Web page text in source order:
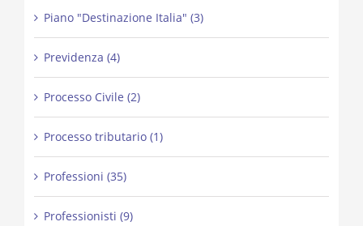
Piano "Destinazione Italia" (3)
Previdenza (4)
Processo Civile (2)
Processo tributario (1)
Professioni (35)
Professionisti (9)